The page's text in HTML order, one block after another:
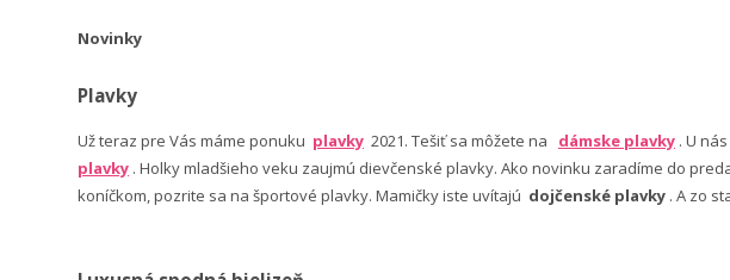
Novinky
Plavky
Už teraz pre Vás máme ponuku plavky 2021. Tešiť sa môžete na dámske plavky . U
plavky . Holky mladšieho veku zaujmú dievčenské plavky. Ako novinku zaradíme do
koníčkom, pozrite sa na športové plavky. Mamičky iste uvítajú dojčenské plavky . A zo